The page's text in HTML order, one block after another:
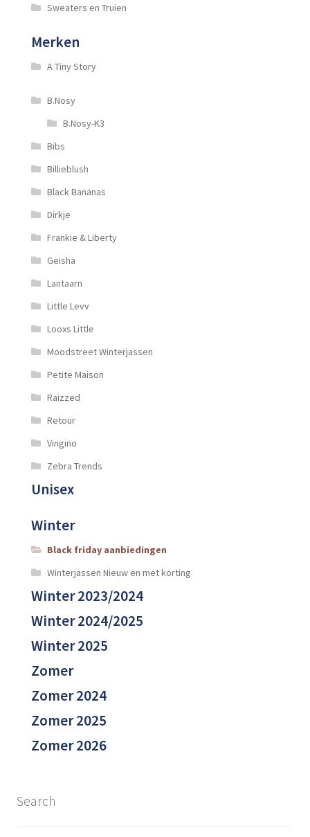
Sweaters en Truien
Merken
A Tiny Story
B.Nosy
B.Nosy-K3
Bibs
Billieblush
Black Bananas
Dirkje
Frankie & Liberty
Geisha
Lantaarn
Little Levv
Looxs Little
Moodstreet Winterjassen
Petite Maison
Raizzed
Retour
Vingino
Zebra Trends
Unisex
Winter
Black friday aanbiedingen
Winterjassen Nieuw en met korting
Winter 2023/2024
Winter 2024/2025
Winter 2025
Zomer
Zomer 2024
Zomer 2025
Zomer 2026
Search